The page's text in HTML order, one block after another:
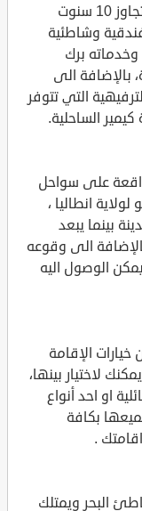
من نوادي المدينة الساحلية كيمير الذي تجاوز 10 سنوت
وشاطئية
برك
بالإضافة الى
التي تتوفر
الساحلية.
على سواحل
انطاليا ،
المدينة بينما يبعد
، بالإضافة الى وقوعه
، ويمكن الوصول اليه
من خيارات الإقامة
لاختيار بينها،
او احد أنواع
بكافة
.
فقط عن شاطئ البحر ويمتلك